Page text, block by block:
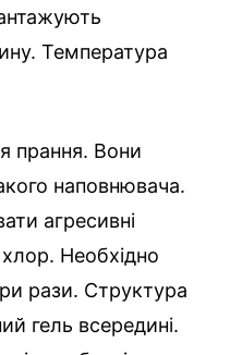
Температура
прання. Вони
наповнювача.
агресивні
Необхідно
рази. Структура
гель всередині.